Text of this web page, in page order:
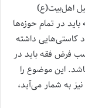
اهل‌بیت(ع)
در تمام حوزه‌ها
کاستی‌هایی داشته
فرض فقه باید در
این موضوع را
به شمار می‌آید،